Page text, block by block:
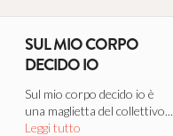
SUL MIO CORPO
DECIDO IO
Sul mio corpo decido io è
una maglietta del collettivo...
Leggi tutto